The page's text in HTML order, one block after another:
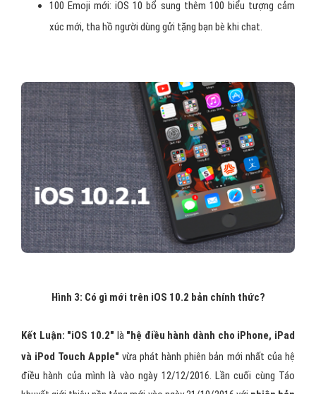
100 Emoji mới: iOS 10 bổ sung thêm 100 biểu tượng cảm
xúc mới, tha hồ người dùng gửi tặng bạn bè khi chat.
Hình 3: Có gì mới trên iOS 10.2 bản chính thức?
Kết Luận: "iOS 10.2" là "hệ điều hành dành cho iPhone, iPad
và iPod Touch Apple" vừa phát hành phiên bản mới nhất của hệ
điều hành của mình là vào ngày 12/12/2016. Lần cuối cùng Táo